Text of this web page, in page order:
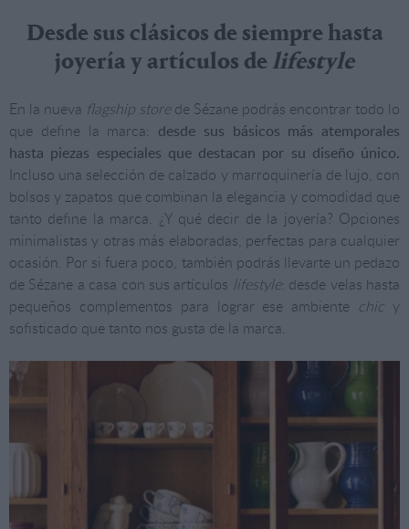
Desde sus clásicos de siempre hasta
joyería y artículos de lifestyle
En la nueva flagship storede Sézane podrás encontrar todo lo
que define la marca: desde sus básicos más atemporales
hasta piezas especiales que destacan por su diseño único.
Incluso una selección de calzado y marroquinería de lujo, con
bolsos y zapatos que combinan la elegancia y comodidad que
tanto define la marca. ¿Y qué decir de la joyería? Opciones
minimalistas y otras más elaboradas, perfectas para cualquier
ocasión. Por si fuera poco, también podrás llevarte un pedazo
de Sézane a casa con sus artículos lifestyle: desde velas hasta
pequeños complementos para lograr ese ambiente chic y
sofisticado que tanto nos gusta de la marca.